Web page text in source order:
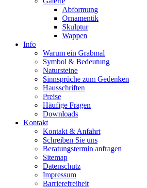
Abformung
Ornamentik
Skulptur
Wappen
Info
Warum ein Grabmal
Symbol & Bedeutung
Natursteine
Sinnsprüche zum Gedenken
Hausschriften
Preise
Häufige Fragen
Downloads
Kontakt
Kontakt & Anfahrt
Schreiben Sie uns
Beratungstermin anfragen
Sitemap
Datenschutz
Impressum
Barrierefreiheit